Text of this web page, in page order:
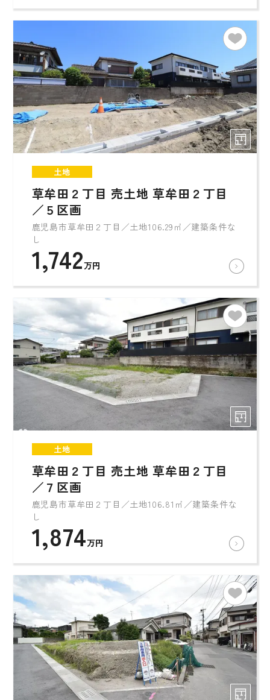
土地
草牟田２丁目 売土地 草牟田２丁目
／５区画
鹿児島市草牟田２丁目／土地106.29㎡／建築条件な
し
1,742万円
土地
草牟田２丁目 売土地 草牟田２丁目
／７区画
鹿児島市草牟田２丁目／土地106.81㎡／建築条件な
し
1,874万円